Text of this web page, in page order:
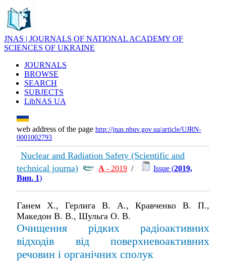
JNAS | JOURNALS OF NATIONAL ACADEMY OF
SCIENCES OF UKRAINE
JOURNALS
BROWSE
SEARCH
SUBJECTS
LibNAS UA
web address of the page http://jnas.nbuv.gov.ua/article/UJRN-
0001002793
Nuclear and Radiation Safety (Scientific and
technical journa)
А - 2019 / Issue (2019,
Вип. 1)
Ганем Х., Герлига В. А., Кравченко В. П.,
Македон В. В., Шульга О. В.
Очищення рідких радіоактивних
відходів від поверхнево­активних
речовин і органічних сполук